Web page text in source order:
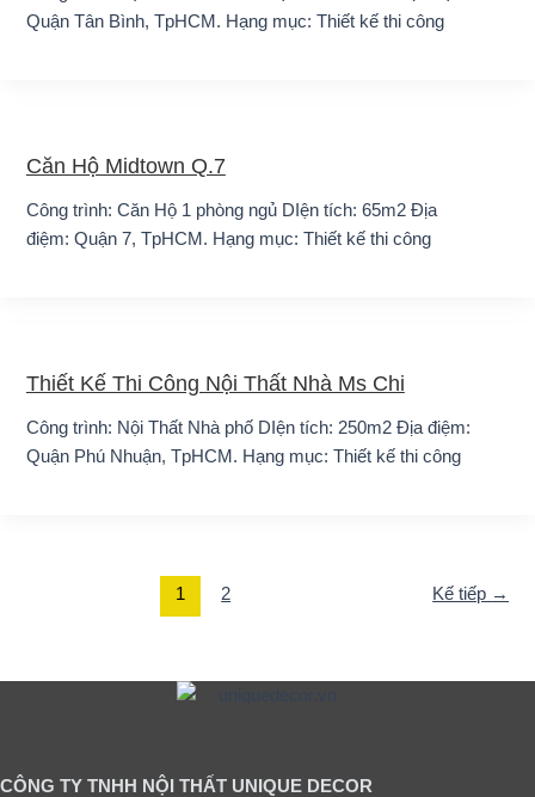
Quận Tân Bình, TpHCM. Hạng mục: Thiết kế thi công
Căn Hộ Midtown Q.7
Công trình: Căn Hộ 1 phòng ngủ DIện tích: 65m2 Địa
điệm: Quận 7, TpHCM. Hạng mục: Thiết kế thi công
Thiết Kế Thi Công Nội Thất Nhà Ms Chi
Công trình: Nội Thất Nhà phố DIện tích: 250m2 Địa điệm:
Quận Phú Nhuận, TpHCM. Hạng mục: Thiết kế thi công
1 2 Kế tiếp →
CÔNG TY TNHH NỘI THẤT UNIQUE DECOR